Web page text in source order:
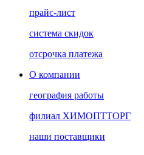
прайс-лист
система скидок
отсрочка платежа
О компании
география работы
филиал ХИМОПТТОРГ
наши поставщики